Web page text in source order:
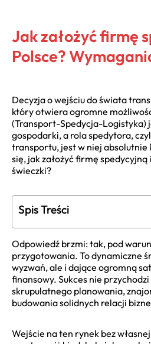
Jak założyć firmę
Polsce?
Decyzja o wejściu do świata
który otwiera ogromne
(Transport-Spedycja-Logistyka)
gospodarki, a rola spedytora,
transportu, jest w niej absolutnie
się, jak założyć firmę
świeczki?
Spis Treści
Odpowiedź brzmi: tak, pod
przygotowania. To dynamiczne
wyzwań, ale i dające ogromną
finansowy. Sukces nie
skrupulatnego planowania,
budowania solidnych relacji
Wejście na ten rynek bez